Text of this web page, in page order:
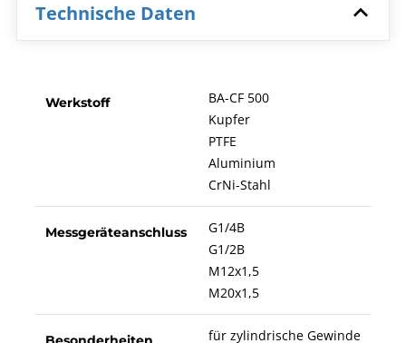
Technische Daten
Werkstoff
BA-CF 500
Kupfer
PTFE
Aluminium
CrNi-Stahl
Messgeräteanschluss
G1/4B
G1/2B
M12x1,5
M20x1,5
für zylindrische Gewinde